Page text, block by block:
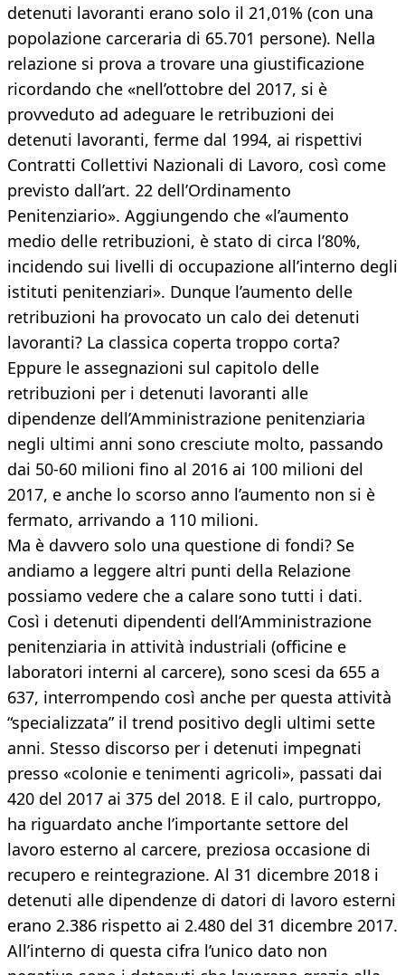
detenuti lavoranti erano solo il 21,01% (con una
popolazione carceraria di 65.701 persone). Nella
relazione si prova a trovare una giustificazione
ricordando che «nell’ottobre del 2017, si è
provveduto ad adeguare le retribuzioni dei
detenuti lavoranti, ferme dal 1994, ai rispettivi
Contratti Collettivi Nazionali di Lavoro, così come
previsto dall’art. 22 dell’Ordinamento
Penitenziario». Aggiungendo che «l’aumento
medio delle retribuzioni, è stato di circa l’80%,
incidendo sui livelli di occupazione all’interno degli
istituti penitenziari». Dunque l’aumento delle
retribuzioni ha provocato un calo dei detenuti
lavoranti? La classica coperta troppo corta?
Eppure le assegnazioni sul capitolo delle
retribuzioni per i detenuti lavoranti alle
dipendenze dell’Amministrazione penitenziaria
negli ultimi anni sono cresciute molto, passando
dai 50-60 milioni fino al 2016 ai 100 milioni del
2017, e anche lo scorso anno l’aumento non si è
fermato, arrivando a 110 milioni.
Ma è davvero solo una questione di fondi? Se
andiamo a leggere altri punti della Relazione
possiamo vedere che a calare sono tutti i dati.
Così i detenuti dipendenti dell’Amministrazione
penitenziaria in attività industriali (officine e
laboratori interni al carcere), sono scesi da 655 a
637, interrompendo così anche per questa attività
“specializzata” il trend positivo degli ultimi sette
anni. Stesso discorso per i detenuti impegnati
presso «colonie e tenimenti agricoli», passati dai
420 del 2017 ai 375 del 2018. E il calo, purtroppo,
ha riguardato anche l’importante settore del
lavoro esterno al carcere, preziosa occasione di
recupero e reintegrazione. Al 31 dicembre 2018 i
detenuti alle dipendenze di datori di lavoro esterni
erano 2.386 rispetto ai 2.480 del 31 dicembre 2017.
All’interno di questa cifra l’unico dato non